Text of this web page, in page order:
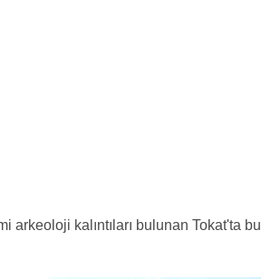
arkeoloji kalıntıları bulunan Tokat'ta bu